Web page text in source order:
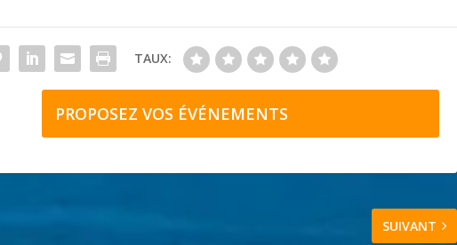
TAUX:
PROPOSEZ VOS ÉVÉNEMENTS
SUIVANT